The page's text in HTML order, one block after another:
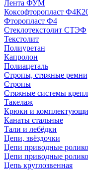
Лента ФУМ
Коксофторопласт
Фторопласт Ф4
Стеклотекстолит СТЭФ
Текстолит
Полиуретан
Капролон
Полиацеталь
Стропы, стяжные
Стропы
Стяжные системы
Такелаж
Крюки и
Канаты стальные
Тали и лебёдки
Цепи, звёздочки
Цепи приводные
Цепи приводные
Цепь круглозвенная